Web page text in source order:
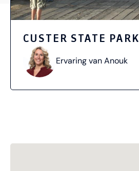
CUSTER STATE PARK
Ervaring van Anouk